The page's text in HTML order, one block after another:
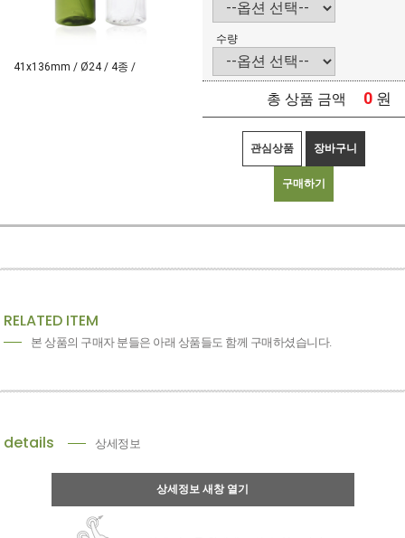
41x136mm / Ø24 / 4종 /
수량
총 상품 금액 0 원
관심상품 장바구니
구매하기
RELATED ITEM
본 상품의 구매자 분들은 아래 상품들도 함께 구매하셨습니다.
details 상세정보
상세정보 새창 열기